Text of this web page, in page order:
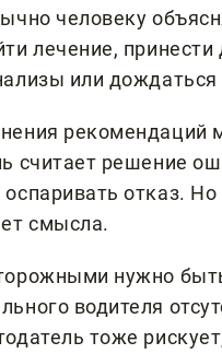
человеку
лечение,
или дождаться
рекомендаций
считает решение
отказ.
смысла.
нужно
водителя
тоже